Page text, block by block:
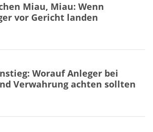
Miau, Miau: Wenn
vor Gericht landen
Worauf Anleger bei
Verwahrung achten sollten